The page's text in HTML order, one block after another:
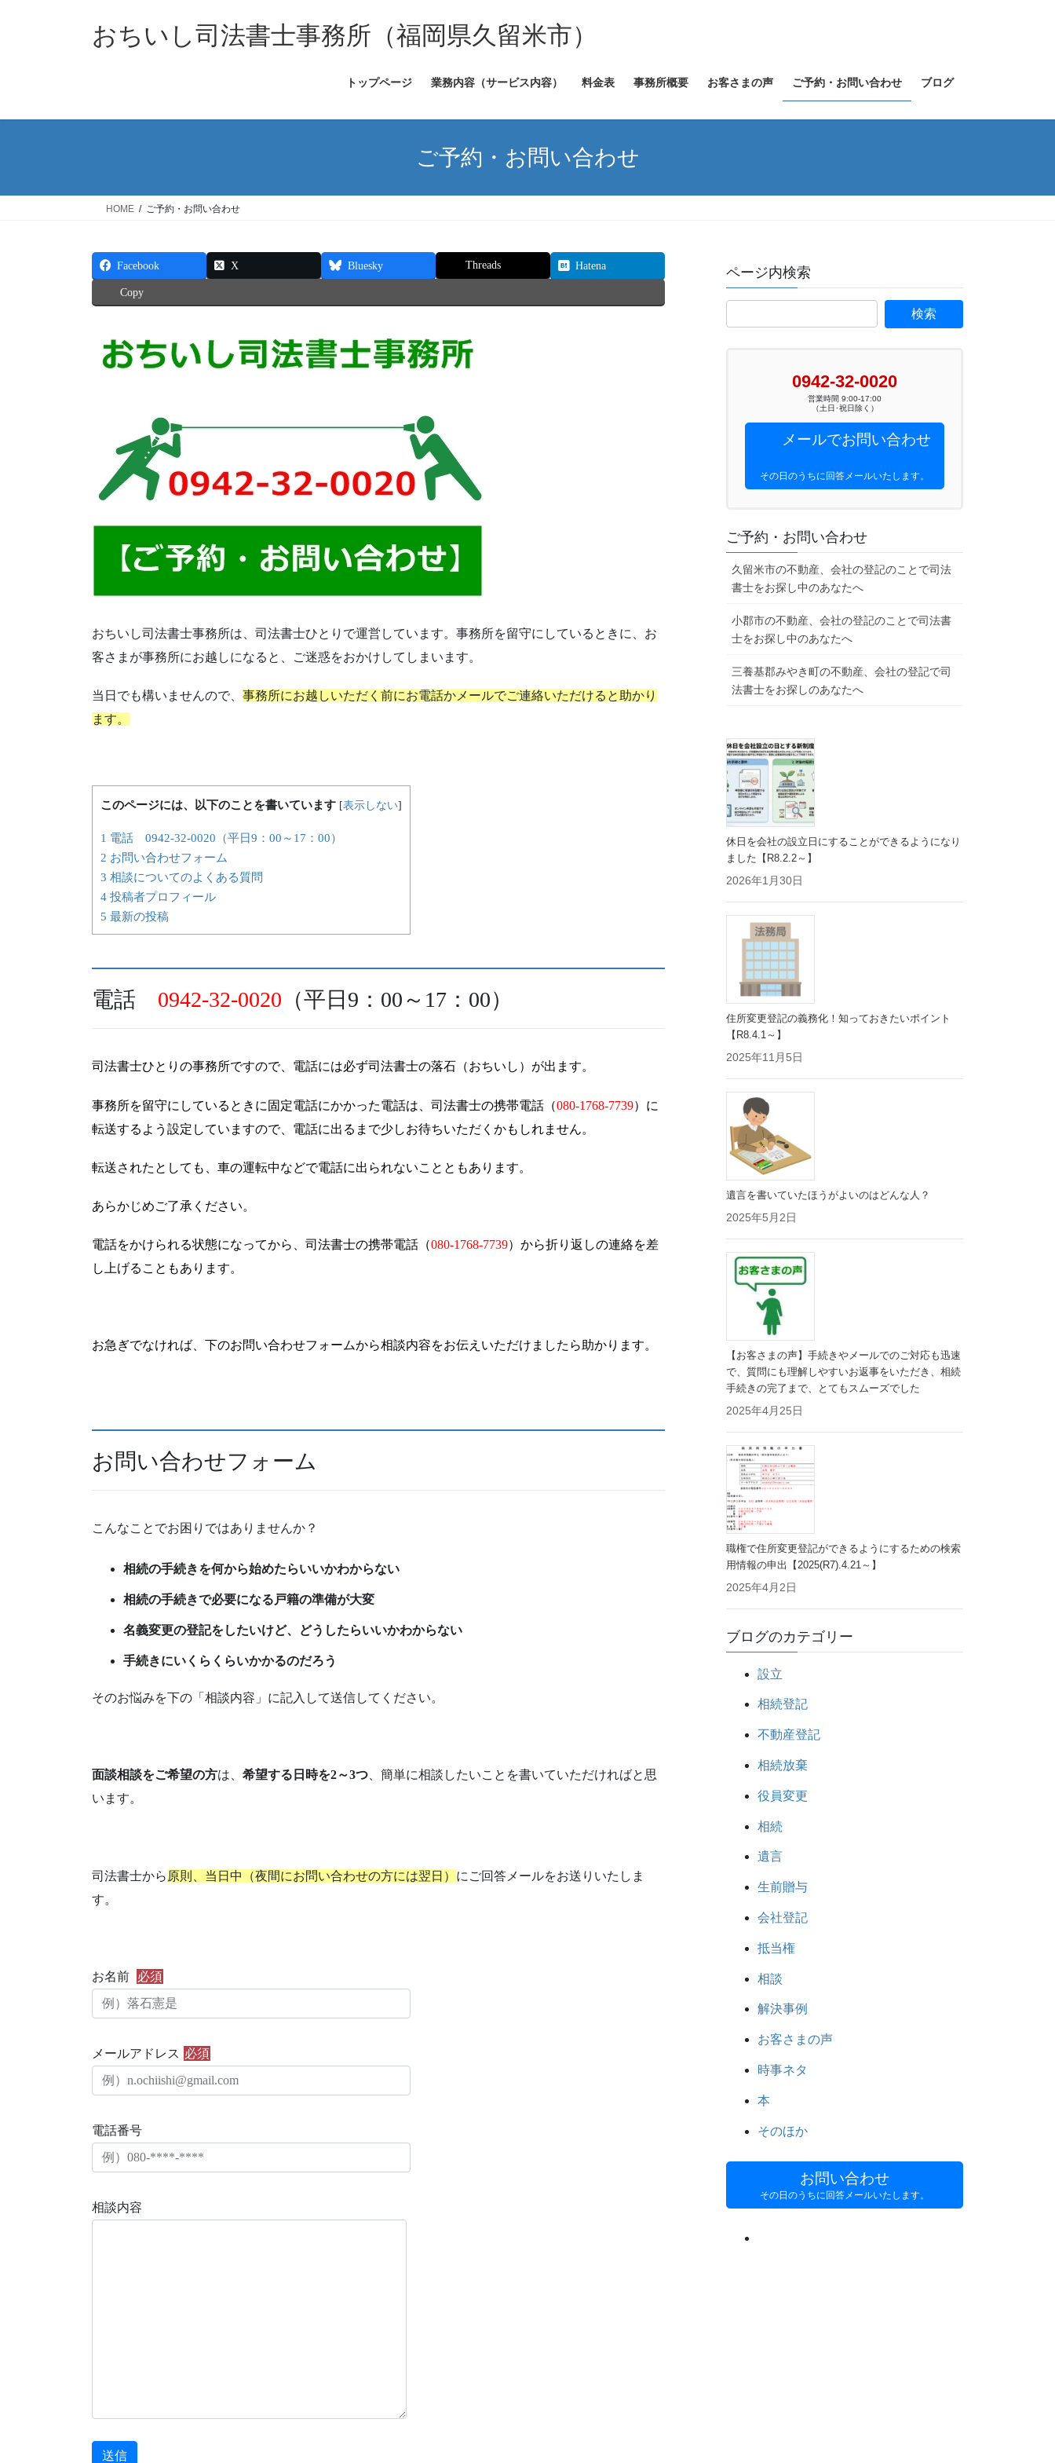
ス
ン
おちいし司法書士事務所（福岡県久留米市）
トップページ 業務内容（サービス内容） 料金表 事務所概要 お客さまの声 ご予約・お問い合わせ ブログ
ご予約・お問い合わせ
HOME ご予約・お問い合わせ
Facebook X Bluesky Threads Hatena
Copy
おちいし司法書士事務所は、司法書士ひとりで運営しています。事務所を留守にしているときに、お
客さまが事務所にお越しになると、ご迷惑をおかけしてしまいます。
当日でも構いませんので、 事務所にお越しいただく前にお電話かメールでご連絡いただけると助かり
ます。
このページには、以下のことを書いています [表示しない]
1 電話 0942-32-0020（平日9：00～17：00）
2 お問い合わせフォーム
3 相談についてのよくある質問
4 投稿者プロフィール
5 最新の投稿
電話 0942-32-0020 （平日9：00～17：00）
司法書士ひとりの事務所ですので、電話には必ず司法書士の落石（おちいし）が出ます。
事務所を留守にしているときに固定電話にかかった電話は、司法書士の携帯電話（080-1768-7739）に
転送するよう設定していますので、電話に出るまで少しお待ちいただくかもしれません。
転送されたとしても、車の運転中などで電話に出られないことともあります。
あらかじめご了承ください。
電話をかけられる状態になってから、司法書士の携帯電話（080-1768-7739）から折り返しの連絡を差
し上げることもあります。
お急ぎでなければ、下のお問い合わせフォームから相談内容をお伝えいただけましたら助かります。
お問い合わせフォーム
こんなことでお困りではありませんか？
相続の手続きを何から始めたらいいかわからない
相続の手続きで必要になる戸籍の準備が大変
名義変更の登記をしたいけど、どうしたらいいかわからない
手続きにいくらくらいかかるのだろう
そのお悩みを下の「相談内容」に記入して送信してください。
面談相談をご希望の方は、 希望する日時を2～3つ 、簡単に相談したいことを書いていただければと思
います。
司法書士から 原則、当日中（夜間にお問い合わせの方には翌日） にご回答メールをお送りいたしま
す。
お名前 必須
メールアドレス 必須
電話番号
相談内容
ページ内検索
0942-32-0020
営業時間 9:00-17:00
（土日･祝日除く）
メールでお問い合わせ
その日のうちに回答メールいたします。
ご予約・お問い合わせ
久留米市の不動産、会社の登記のことで司法
書士をお探し中のあなたへ
小郡市の不動産、会社の登記のことで司法書
士をお探し中のあなたへ
三養基郡みやき町の不動産、会社の登記で司
法書士をお探しのあなたへ
休日を会社の設立日にすることができるようになり
ました【R8.2.2～】
2026年1月30日
住所変更登記の義務化！知っておきたいポイント
【R8.4.1～】
2025年11月5日
遺言を書いていたほうがよいのはどんな人？
2025年5月2日
【お客さまの声】手続きやメールでのご対応も迅速
で、質問にも理解しやすいお返事をいただき、相続
手続きの完了まで、とてもスムーズでした
2025年4月25日
職権で住所変更登記ができるようにするための検索
用情報の申出【2025(R7).4.21～】
2025年4月2日
ブログのカテゴリー
設立
相続登記
不動産登記
相続放棄
役員変更
相続
遺言
生前贈与
会社登記
抵当権
相談
解決事例
お客さまの声
時事ネタ
本
そのほか
お問い合わせ
その日のうちに回答メールいたします。